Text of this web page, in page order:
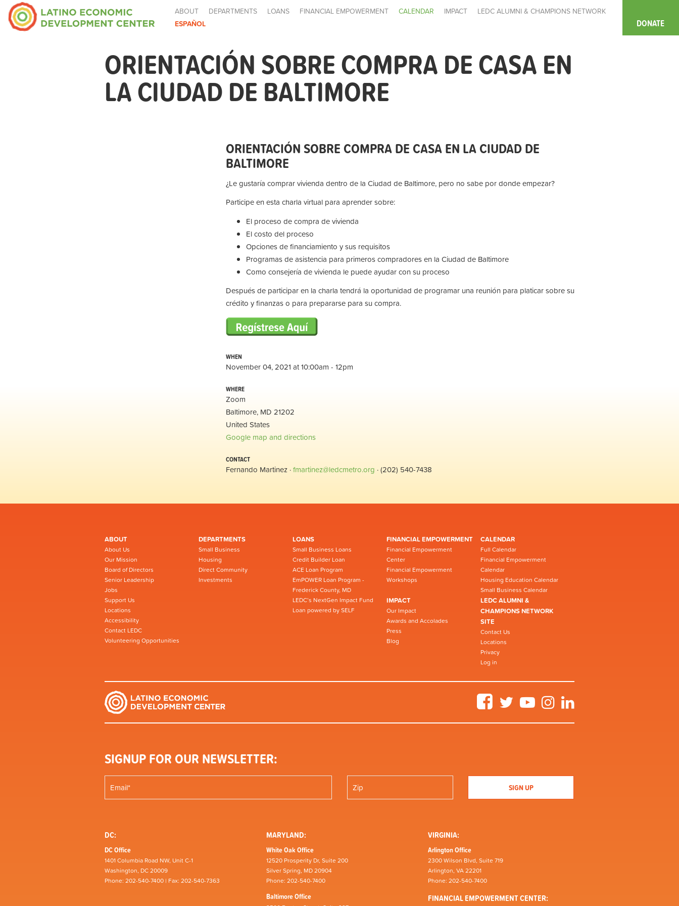
ABOUT DEPARTMENTS LOANS FINANCIAL EMPOWERMENT CALENDAR IMPACT
LEDC ALUMNI & CHAMPIONS NETWORK
ESPAÑOL
DONATE
ORIENTACIÓN SOBRE COMPRA DE CASA EN
LA CIUDAD DE BALTIMORE
ORIENTACIÓN SOBRE COMPRA DE CASA EN LA CIUDAD DE
BALTIMORE
¿Le gustaría comprar vivienda dentro de la Ciudad de Baltimore, pero no sabe por donde empezar?
Participe en esta charla virtual para aprender sobre:
El proceso de compra de vivienda
El costo del proceso
Opciones de financiamiento y sus requisitos
Programas de asistencia para primeros compradores en la Ciudad de Baltimore
Como consejería de vivienda le puede ayudar con su proceso
Después de participar en la charla tendrá la oportunidad de programar una reunión para platicar sobre su
crédito y finanzas o para prepararse para su compra.
WHEN
November 04, 2021 at 10:00am - 12pm
WHERE
Zoom
Baltimore, MD 21202
United States
Google map and directions
CONTACT
Fernando Martinez ·fmartinez@ledcmetro.org · (202) 540-7438
ABOUT
About Us
Our Mission
Board of Directors
Senior Leadership
Jobs
Support Us
Locations
Accessibility
Contact LEDC
Volunteering Opportunities
DEPARTMENTS
Small Business
Housing
Direct Community
Investments
LOANS
Small Business Loans
Credit Builder Loan
ACE Loan Program
EmPOWER Loan Program -
Frederick County, MD
LEDC’s NextGen Impact Fund
Loan powered by SELF
FINANCIAL EMPOWERMENT
Financial Empowerment
Center
Financial Empowerment
Workshops
CALENDAR
Full Calendar
Financial Empowerment
Calendar
Housing Education Calendar
Small Business Calendar
IMPACT
Our Impact
Awards and Accolades
Press
Blog
LEDC ALUMNI &
CHAMPIONS NETWORK
SITE
Contact Us
Locations
Privacy
Log in
FacebookTwitter YouTubeInstagram
SIGNUP FOR OUR NEWSLETTER:
DC:
DC Office
1401 Columbia Road NW, Unit C-1
Washington, DC 20009
Phone: 202-540-7400 | Fax: 202-540-7363
MARYLAND:
White Oak Office
12520 Prosperity Dr, Suite 200
Silver Spring, MD 20904
Phone: 202-540-7400
Baltimore Office
VIRGINIA:
Arlington Office
2300 Wilson Blvd, Suite 719
Arlington, VA 22201
Phone: 202-540-7400
FINANCIAL EMPOWERMENT CENTER: